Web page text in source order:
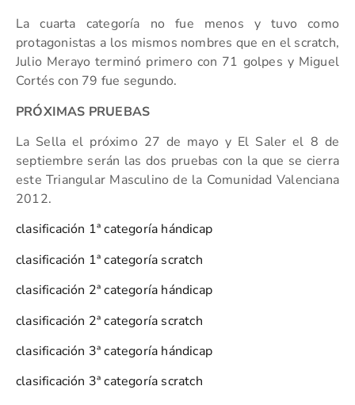
La cuarta categoría no fue menos y tuvo como
protagonistas a los mismos nombres que en el scratch,
Julio Merayo terminó primero con 71 golpes y Miguel
Cortés con 79 fue segundo.
PRÓXIMAS PRUEBAS
La Sella el próximo 27 de mayo y El Saler el 8 de
septiembre serán las dos pruebas con la que se cierra
este Triangular Masculino de la Comunidad Valenciana
2012.
clasificación 1ª categoría hándicap
clasificación 1ª categoría scratch
clasificación 2ª categoría hándicap
clasificación 2ª categoría scratch
clasificación 3ª categoría hándicap
clasificación 3ª categoría scratch